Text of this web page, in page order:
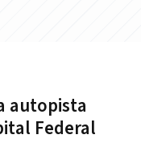
autopista
Federal